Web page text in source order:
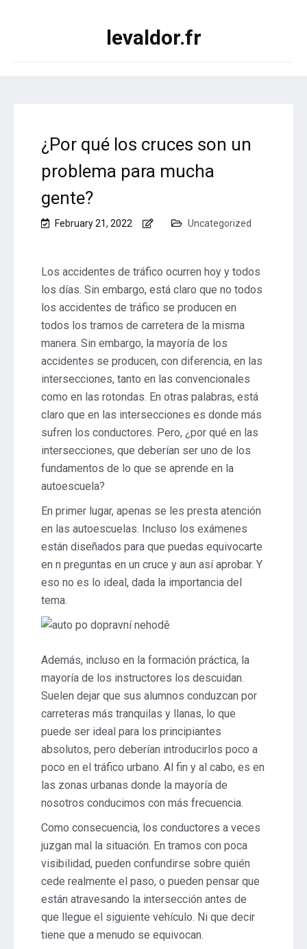
levaldor.fr
¿Por qué los cruces son un
problema para mucha
gente?
February 21, 2022 Uncategorized
Los accidentes de tráfico ocurren hoy y todos
los días. Sin embargo, está claro que no todos
los accidentes de tráfico se producen en
todos los tramos de carretera de la misma
manera. Sin embargo, la mayoría de los
accidentes se producen, con diferencia, en las
intersecciones, tanto en las convencionales
como en las rotondas. En otras palabras, está
claro que en las intersecciones es donde más
sufren los conductores. Pero, ¿por qué en las
intersecciones, que deberían ser uno de los
fundamentos de lo que se aprende en la
autoescuela?
En primer lugar, apenas se les presta atención
en las autoescuelas. Incluso los exámenes
están diseñados para que puedas equivocarte
en n preguntas en un cruce y aun así aprobar. Y
eso no es lo ideal, dada la importancia del
tema.
Además, incluso en la formación práctica, la
mayoría de los instructores los descuidan.
Suelen dejar que sus alumnos conduzcan por
carreteras más tranquilas y llanas, lo que
puede ser ideal para los principiantes
absolutos, pero deberían introducirlos poco a
poco en el tráfico urbano. Al fin y al cabo, es en
las zonas urbanas donde la mayoría de
nosotros conducimos con más frecuencia.
Como consecuencia, los conductores a veces
juzgan mal la situación. En tramos con poca
visibilidad, pueden confundirse sobre quién
cede realmente el paso, o pueden pensar que
están atravesando la intersección antes de
que llegue el siguiente vehículo. Ni que decir
tiene que a menudo se equivocan.